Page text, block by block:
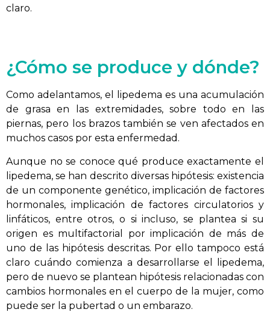
claro.
¿Cómo se produce y dónde?
Como adelantamos, el lipedema es una acumulación
de grasa en las extremidades, sobre todo en las
piernas, pero los brazos también se ven afectados en
muchos casos por esta enfermedad.
Aunque no se conoce qué produce exactamente el
lipedema, se han descrito diversas hipótesis: existencia
de un componente genético, implicación de factores
hormonales, implicación de factores circulatorios y
linfáticos, entre otros, o si incluso, se plantea si su
origen es multifactorial por implicación de más de
uno de las hipótesis descritas. Por ello tampoco está
claro cuándo comienza a desarrollarse el lipedema,
pero de nuevo se plantean hipótesis relacionadas con
cambios hormonales en el cuerpo de la mujer, como
puede ser la pubertad o un embarazo.